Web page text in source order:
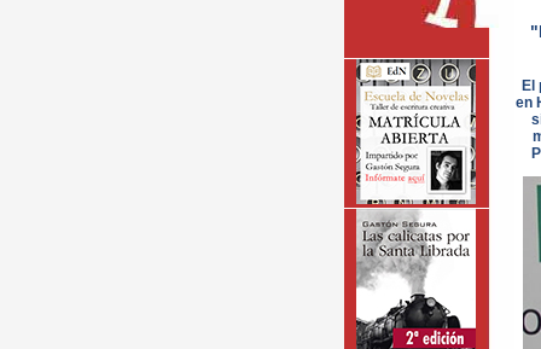
El
en